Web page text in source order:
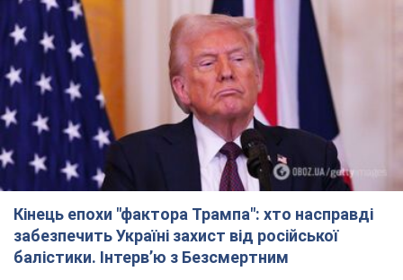
Кінець епохи "фактора Трампа": хто насправді
забезпечить Україні захист від російської
балістики. Інтерв’ю з Безсмертним